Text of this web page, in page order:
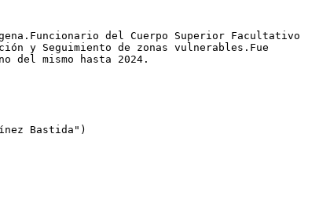
del Cuerpo Superior Facultativo
y Seguimiento de zonas vulnerables.Fue
del mismo hasta 2024.
Bastida")